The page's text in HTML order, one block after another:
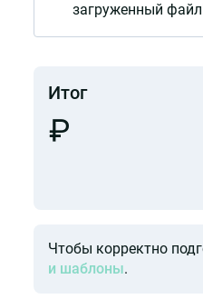
загруженный
Итог
Чтобы корректно
и шаблоны.